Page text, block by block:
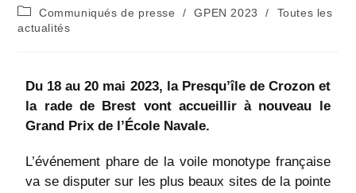
Communiqués de presse
/ GPEN 2023 /
Toutes les
actualités
Du 18 au 20 mai 2023, la Presqu’île de Crozon et
la rade de Brest vont accueillir à nouveau le
Grand Prix de l’École Navale.
L’événement phare de la voile monotype française
va se disputer sur les plus beaux sites de la pointe